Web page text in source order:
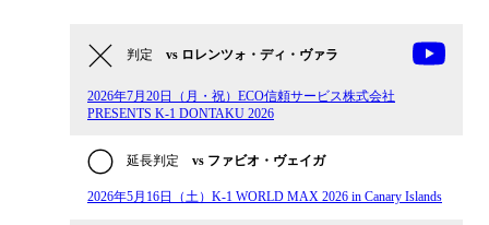
判定 vs ロレンツォ・ディ・ヴァラ
2026年7月20日（月・祝）ECO信頼サービス株式会社
PRESENTS K-1 DONTAKU 2026
延長判定 vs ファビオ・ヴェイガ
2026年5月16日（土）K-1 WORLD MAX 2026 in Canary Islands